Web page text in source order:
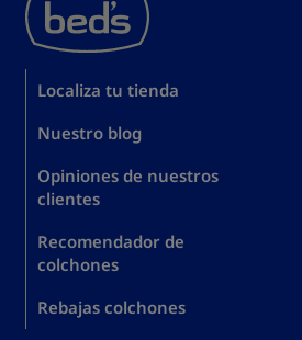
Localiza tu tienda
Nuestro blog
Opiniones de nuestros
clientes
Recomendador de
colchones
Rebajas colchones